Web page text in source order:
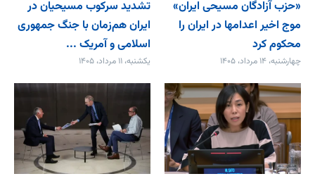
«حزب آزادگان مسیحی ایران»
موج اخیر اعدامها در ایران را
محکوم کرد
چهارشنبه، ۱۴ مرداد، ۱۴۰۵
تشدید سرکوب مسیحیان در
ایران هم‌زمان با جنگ جمهوری
اسلامی و آمریک ...
یکشنبه، ۱۱ مرداد، ۱۴۰۵